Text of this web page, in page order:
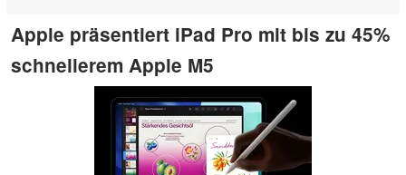
Apple präsentiert iPad Pro mit bis zu 45%
schnellerem Apple M5